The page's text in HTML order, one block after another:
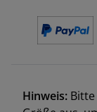
Hinweis: